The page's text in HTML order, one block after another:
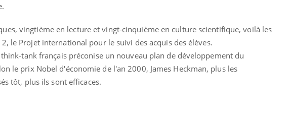
vingtième en lecture et vingt-cinquième en culture scientifique, voilà les
le Projet international pour le suivi des acquis des élèves.
think-tank français préconise un nouveau plan de développement du
le prix Nobel d'économie de l'an 2000, James Heckman, plus les
tôt, plus ils sont efficaces.
& Charge mentale : et si on
en parler??Youtube
l'insuline dans le diabète de type 2
entourée d'idées reçues chez les
comme parfois chez les soignants.